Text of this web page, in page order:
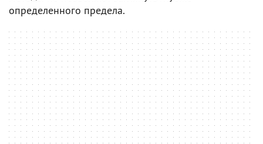
определенного предела.